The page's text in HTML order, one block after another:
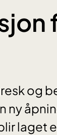
og
ny
laget